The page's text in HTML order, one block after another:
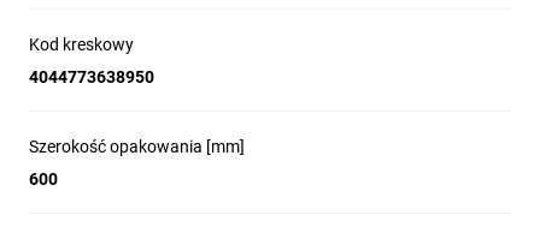
Kod kreskowy
4044773638950
Szerokość opakowania [mm]
600